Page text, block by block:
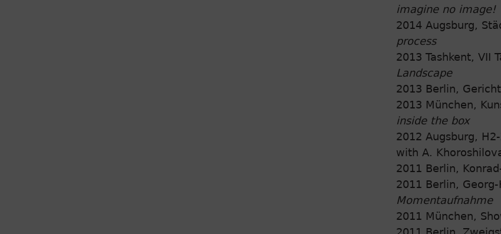
imagine no image!
2014 Augsburg,
process
2013 Tashkent, VII
Landscape
2013 Berlin,
2013 München,
inside the box
2012 Augsburg,
with A.
2011 Berlin,
2011 Berlin,
Momentaufnahme
2011 München,